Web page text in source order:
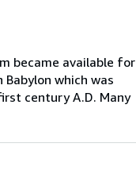
became available for
which was
century A.D. Many